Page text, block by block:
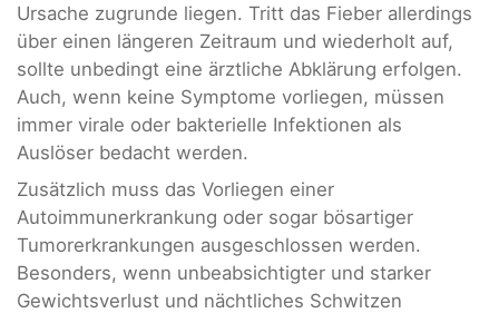
Ursache zugrunde liegen. Tritt das Fieber allerdings
über einen längeren Zeitraum und wiederholt auf,
sollte unbedingt eine ärztliche Abklärung erfolgen.
Auch, wenn keine Symptome vorliegen, müssen
immer virale oder bakterielle Infektionen als
Auslöser bedacht werden.
Zusätzlich muss das Vorliegen einer
Autoimmunerkrankung oder sogar bösartiger
Tumorerkrankungen ausgeschlossen werden.
Besonders, wenn unbeabsichtigter und starker
Gewichtsverlust und nächtliches Schwitzen